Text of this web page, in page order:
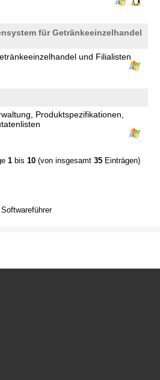
für Getränkeeinzelhandel
und Filialisten
Produktspezifikationen,
1bis 10(von insgesamt 35Einträgen)
Softwareführer